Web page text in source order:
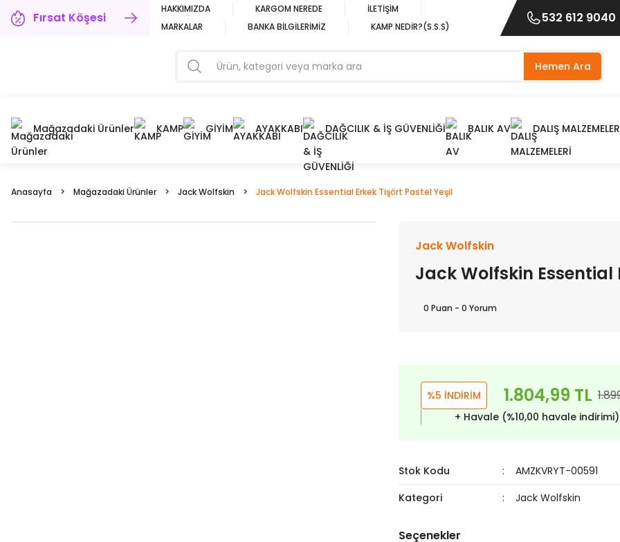
Fırsat Köşesi
HAKKIMIZDA KARGOM NEREDE
İLETİŞİM
MARKALAR
BANKA BİLGİLERİMİZ KAMP NEDİR?(S.S.S)
532 612 9040
Hemen Ara
Mağazadaki Ürünler KAMP GİYİM AYAKKABI DAĞCILIK & İŞ GÜVENLİĞİ BALIK AV DALIŞ
Anasayfa Mağazadaki Ürünler Jack Wolfskin Jack Wolfskin Essential Erkek Tişört Pastel Yeşil
Jack Wolfskin
Jack Wolfskin Essential
0 Puan - 0 Yorum
%5 İNDİRİM 1.804,99 TL
+ Havale (%10,00 havale indirimi)
Stok Kodu
AMZKVRYT-00591
Kategori
Jack Wolfskin
Seçenekler